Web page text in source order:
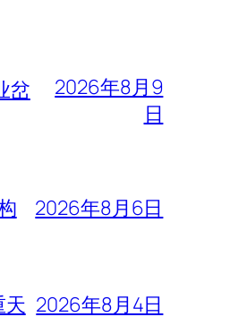
岔
2026年8月9
日
2026年8月6日
天 2026年8月4日